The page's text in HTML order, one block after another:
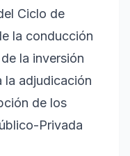
Ciclo de
la conducción
la inversión
la adjudicación
de los
Privada